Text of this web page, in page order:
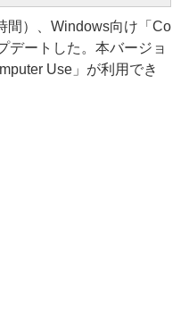
）、Windows向け「Co
デートした。本バージョ
Use」が利用でき